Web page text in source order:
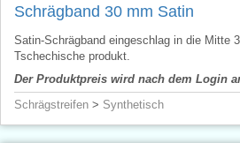
Schrägband 30 mm Satin
Satin-Schrägband eingeschlag in die Mitte
Tschechische produkt.
Der Produktpreis wird nach dem Login
Schrägstreifen > Synthetisch